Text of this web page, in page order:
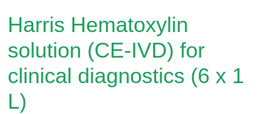
Harris Hematoxylin
solution (CE-IVD) for
clinical diagnostics (6 x 1
L)